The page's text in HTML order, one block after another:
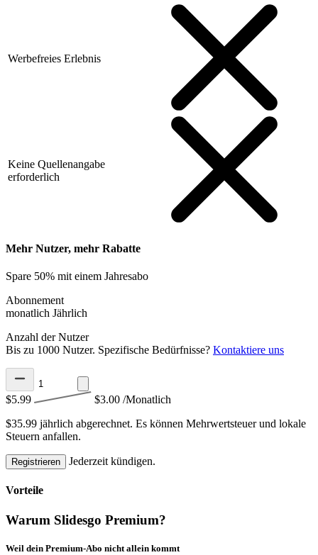
Werbefreies Erlebnis
Keine Quellenangabe
erforderlich
Mehr Nutzer, mehr Rabatte
Spare 50% mit einem Jahresabo
Abonnement
monatlich Jährlich
Anzahl der Nutzer
Bis zu 1000 Nutzer. Spezifische Bedürfnisse? Kontaktiere uns
$5.99 $3.00 /Monatlich
$35.99 jährlich abgerechnet. Es können Mehrwertsteuer und lokale
Steuern anfallen.
Registrieren Jederzeit kündigen.
Vorteile
Warum Slidesgo Premium?
Weil dein Premium-Abo nicht allein kommt